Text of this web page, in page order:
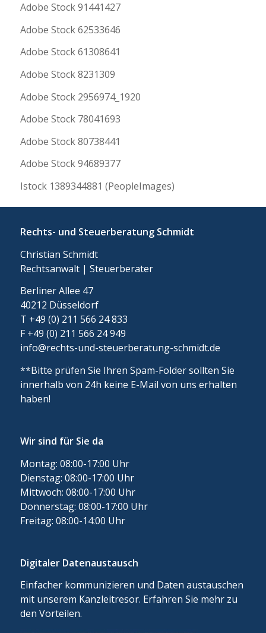
Adobe Stock 91441427
Adobe Stock 62533646
Adobe Stock 61308641
Adobe Stock 8231309
Adobe Stock 2956974_1920
Adobe Stock 78041693
Adobe Stock 80738441
Adobe Stock 94689377
Istock 1389344881 (PeopleImages)
Rechts- und Steuerberatung Schmidt
Christian Schmidt
Rechtsanwalt | Steuerberater
Berliner Allee 47
40212 Düsseldorf
T +49 (0) 211 566 24 833
F +49 (0) 211 566 24 949
info@rechts-und-steuerberatung-schmidt.de
**Bitte prüfen Sie Ihren Spam-Folder sollten Sie
innerhalb von 24h keine E-Mail von uns erhalten
haben!
Wir sind für Sie da
Montag: 08:00-17:00 Uhr
Dienstag: 08:00-17:00 Uhr
Mittwoch: 08:00-17:00 Uhr
Donnerstag: 08:00-17:00 Uhr
Freitag: 08:00-14:00 Uhr
Digitaler Datenaustausch
Einfacher kommunizieren und Daten austauschen
mit unserem Kanzleitresor. Erfahren Sie mehr zu
den Vorteilen.